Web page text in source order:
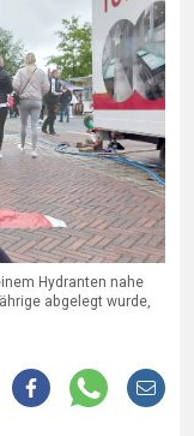
Hydranten nahe
abgelegt wurde,